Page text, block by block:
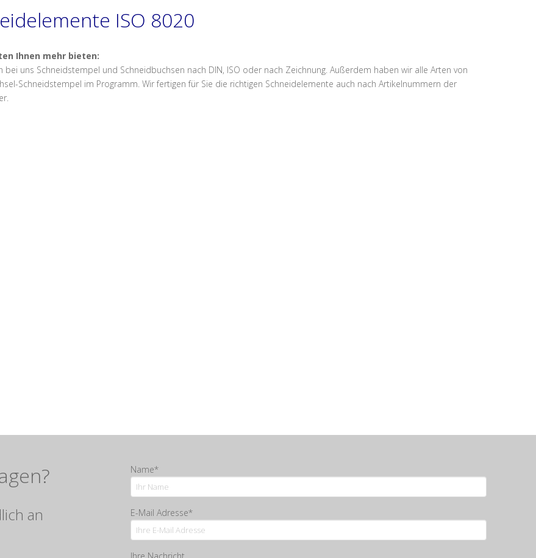
ISO 8020
Ihnen mehr bieten:
bei uns Schneidstempel und Schneidbuchsen nach DIN, ISO oder nach Zeichnung. Außerdem haben wir alle Arten von
Schneidstempel im Programm. Wir fertigen für Sie die richtigen Schneidelemente auch nach Artikelnummern der
an
Name*
E-Mail Adresse*
Ihre Nachricht